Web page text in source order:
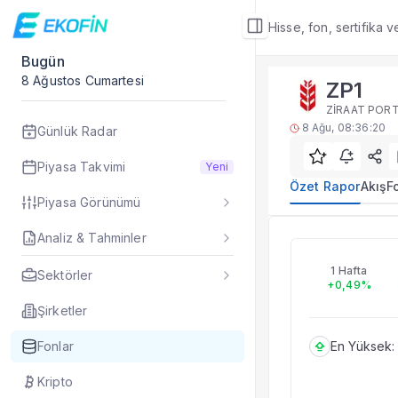
Hisse, fon, sertifika
Bugün
8 Ağustos Cumartesi
Günlük Radar
Piyasa Takvimi Yeni
Piyasa Görünümü
Analiz & Tahminler
Sektörler
Şirketler
Fonlar
Kripto
Fon Detay
Özet Rapor
ZP1 yatırım
ZP1 fonu özet
TEFAS ZP1 fonu
Fon verileri hangi
Evet. Fon detay
Fon Detay— İlgili
Fon Portföyü
ZP1
ZİRAAT
8 Ağu, 08:36:20
Özet RaporAkış
1 Hafta
+0,49%
En Yüksek: